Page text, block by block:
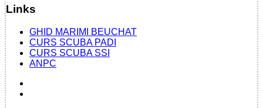
Links
GHID MARIMI BEUCHAT
CURS SCUBA PADI
CURS SCUBA SSI
ANPC